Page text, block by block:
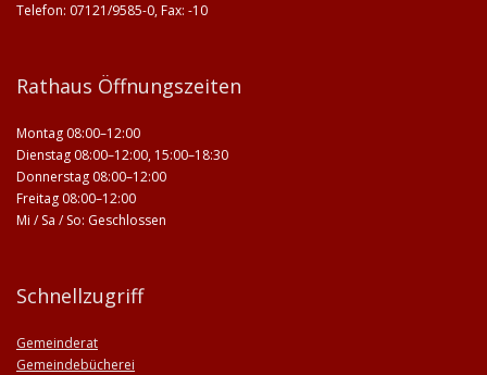
Telefon: 07121/9585-0, Fax: -10
Rathaus Öffnungszeiten
Montag 08:00–12:00
Dienstag 08:00–12:00, 15:00–18:30
Donnerstag 08:00–12:00
Freitag 08:00–12:00
Mi / Sa / So: Geschlossen
Schnellzugriff
Gemeinderat
Gemeindebücherei